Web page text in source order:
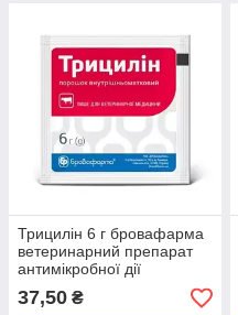
Трицилін 6 г бровафарма
ветеринарний препарат
антимікробної дії
37,50 ₴